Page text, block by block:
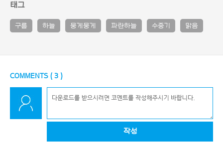
태그
구름 하늘 뭉게뭉게 파란하늘 수중기 맑음
COMMENTS ( 3 )
작성